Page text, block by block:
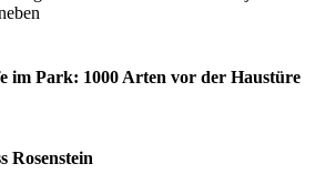
im Park: 1000 Arten vor der Haustüre
Rosenstein